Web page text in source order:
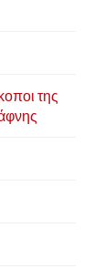
της